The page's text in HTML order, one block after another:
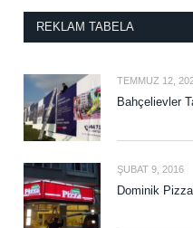
REKLAM TABELA
TEMMUZ 12,
Bahçelievler
ŞUBAT 9, 2016
Dominik Pizza